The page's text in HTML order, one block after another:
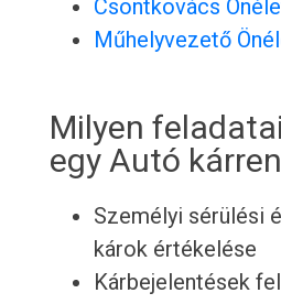
Csontkovács
Műhelyvezető
Milyen
egy Autó
Személyi sérülési
károk értékelése
Kárbejelentések